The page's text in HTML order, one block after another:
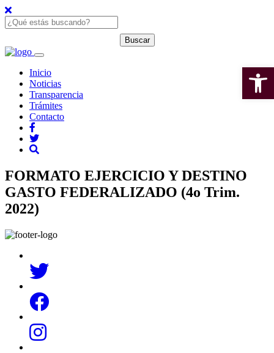
Inicio
Noticias
Transparencia
Trámites
Contacto
FORMATO EJERCICIO Y DESTINO
GASTO FEDERALIZADO (4o Trim.
2022)